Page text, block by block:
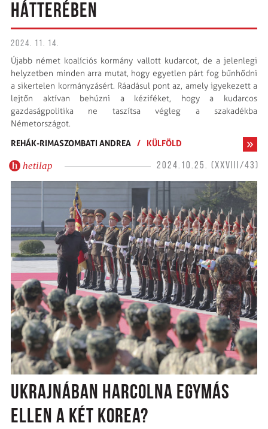
HÁTTERÉBEN
2024. 11. 14.
Újabb német koalíciós kormány vallott kudarcot, de a jelenlegi
helyzetben minden arra mutat, hogy egyetlen párt fog bűnhődni
a sikertelen kormányzásért. Ráadásul pont az, amely igyekezett a
lejtőn aktívan behúzni a kéziféket, hogy a kudarcos
gazdaságpolitika ne taszítsa végleg a szakadékba
Németországot.
REHÁK-RIMASZOMBATI ANDREA / KÜLFÖLD
hetilap 2024.10.25. (XXVIII/43)
UKRAJNÁBAN HARCOLNA EGYMÁS
ELLEN A KÉT KOREA?